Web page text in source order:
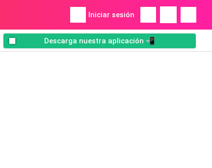
Iniciar sesión
Descarga nuestra aplicación 📲